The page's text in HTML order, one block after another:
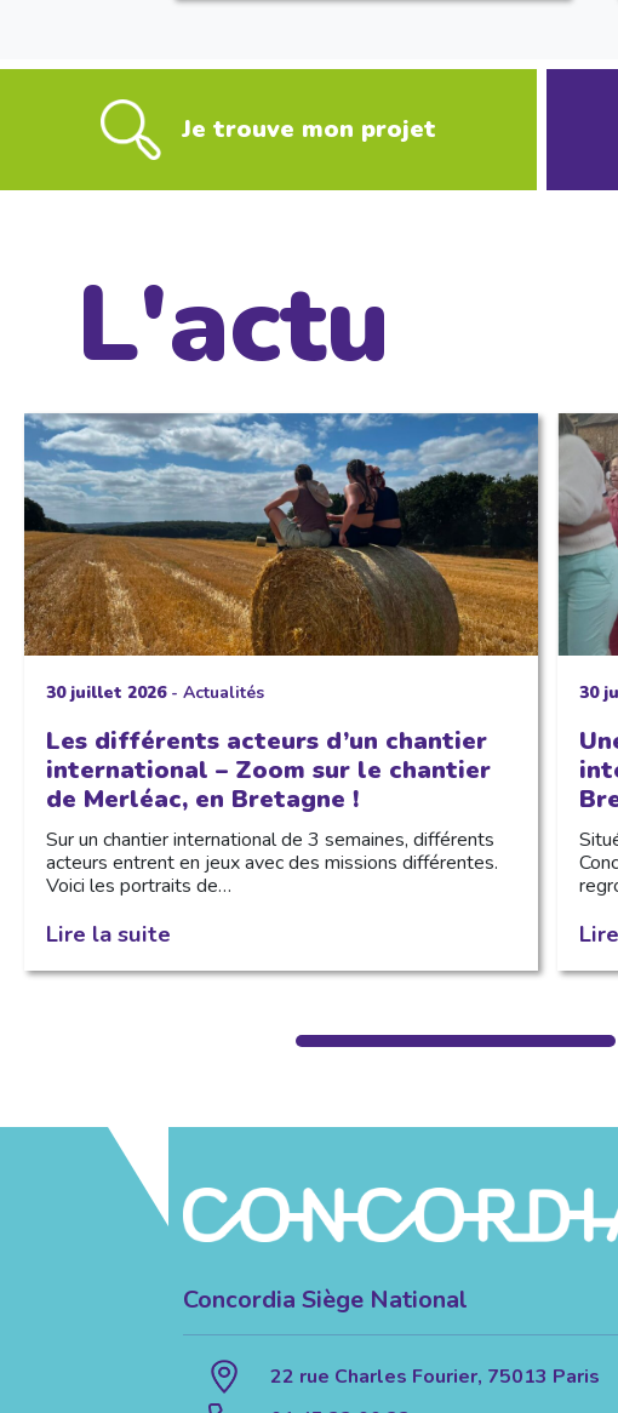
Je trouve mon projet
L'actu
30 juillet 2026- Actualités
Les différents acteurs d’un chantier
international – Zoom sur le chantier
de Merléac, en Bretagne !
Sur un chantier international de 3 semaines, différents
acteurs entrent en jeux avec des missions différentes.
Voici les portraits de…
Lire la suite
30
Concordia Siège National
22 rue Charles Fourier, 75013 Paris